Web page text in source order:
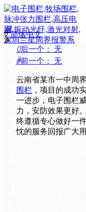
끀
ꁲ
首
周
界
产
解
决
ꀅ 简体中文
ꄲ后一个：
无
ꄴ前一个： 无
云南省某市一中周
围栏 ，项目的成功
一进步，电子围栏
力，安防效果更好
终遵循专心做好一
忱的服务回报广大